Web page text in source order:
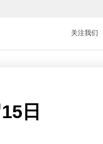
关注我们
日